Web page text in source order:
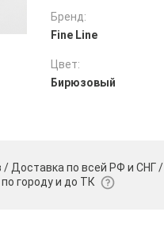
Бренд:
Fine Line
Цвет:
Бирюзовый
Доставка по всей РФ и СНГ /
городу и до ТК